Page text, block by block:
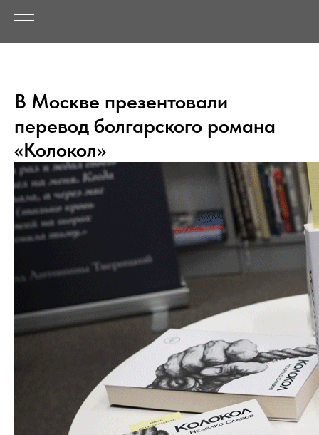
В Москве презентовали
перевод болгарского романа
«Колокол»